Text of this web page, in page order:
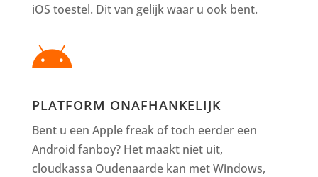
iOS toestel. Dit van gelijk waar u ook bent.

PLATFORM ONAFHANKELIJK
Bent u een Apple freak of toch eerder een
Android fanboy? Het maakt niet uit,
cloudkassa Oudenaarde kan met Windows,